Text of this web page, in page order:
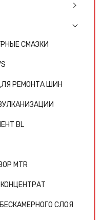
СМАЗКИ
РЕМОНТА ШИН
BL
MTR
СЛОЯ